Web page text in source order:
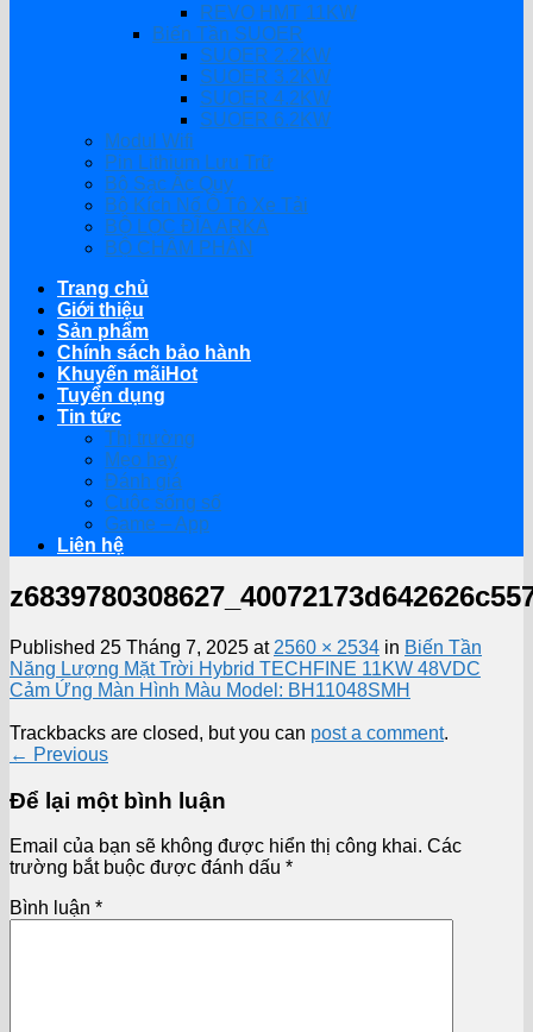
REVO HMT 11KW
Biến Tần SUOER
SUOER 2.2KW
SUOER 3.2KW
SUOER 4.2KW
SUOER 6.2KW
Modul Wifi
Pin Lithium Lưu Trữ
Bộ Sạc Ắc Quy
Bộ Kích Nổ Ô Tô Xe Tải
BỘ LỌC ĐĨA ARKA
BỘ CHÂM PHÂN
Trang chủ
Giới thiệu
Sản phẩm
Chính sách bảo hành
Khuyến mãi
Tuyển dụng
Tin tức
Thị trường
Mẹo hay
Đánh giá
Cuộc sống số
Game – App
Liên hệ
Published 25 Tháng 7, 2025 at 2560 × 2534 in Biến Tần
Năng Lượng Mặt Trời Hybrid TECHFINE 11KW 48VDC
Cảm Ứng Màn Hình Màu Model: BH11048SMH
Trackbacks are closed, but you can post a comment.
← Previous
Để lại một bình luận
Email của bạn sẽ không được hiển thị công khai. Các
trường bắt buộc được đánh dấu *
Bình luận *